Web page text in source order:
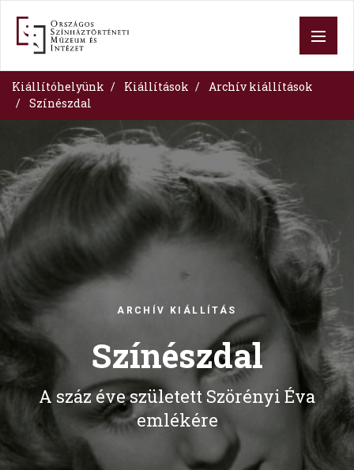
tartalomra
Kiállítóhelyünk Kiállítások
Archív kiállítások
Színészdal
ARCHÍV KIÁLLÍTÁS
Színészdal
A száz éve született Szörényi Éva
emlékére